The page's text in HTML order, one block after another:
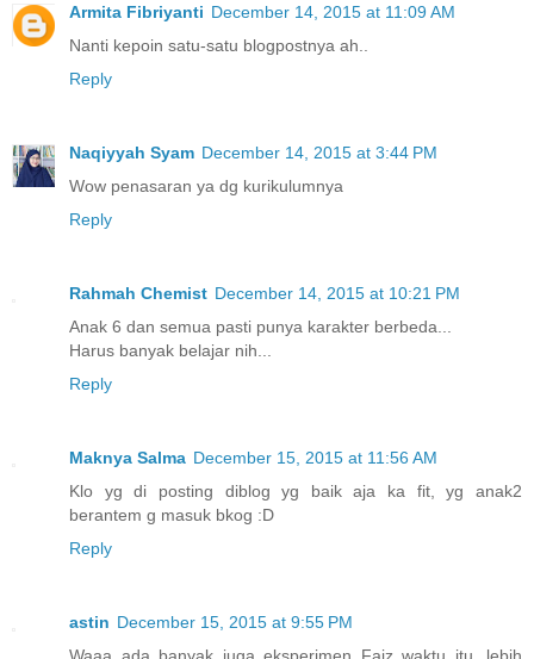
Armita Fibriyanti December 14, 2015 at 11:09 AM
Nanti kepoin satu-satu blogpostnya ah..
Reply
Naqiyyah Syam December 14, 2015 at 3:44 PM
Wow penasaran ya dg kurikulumnya
Reply
Rahmah Chemist December 14, 2015 at 10:21 PM
Anak 6 dan semua pasti punya karakter berbeda...
Harus banyak belajar nih...
Reply
Maknya Salma December 15, 2015 at 11:56 AM
Klo yg di posting diblog yg baik aja ka fit, yg anak2
berantem g masuk bkog :D
Reply
astin December 15, 2015 at 9:55 PM